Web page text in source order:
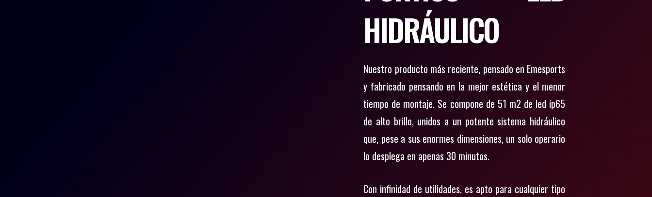
HIDRÁULICO
Nuestro producto más reciente, pensado en Emesports
y fabricado pensando en la mejor estética y el menor
tiempo de montaje. Se compone de 51 m2 de led ip65
de alto brillo, unidos a un potente sistema hidráulico
que, pese a sus enormes dimensiones, un solo operario
lo desplega en apenas 30 minutos.
Con infinidad de utilidades, es apto para cualquier tipo